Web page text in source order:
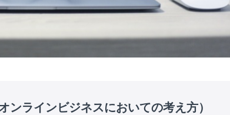
ンラインビジネスにおいての考え方）